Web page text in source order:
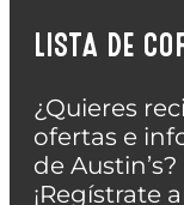
LISTA DE
¿Quieres
ofertas e
de Austin’s?
¡Regístrate